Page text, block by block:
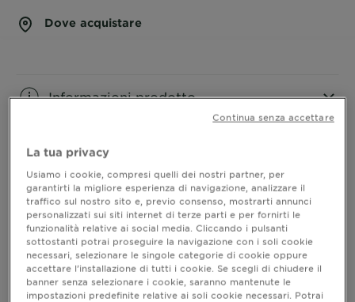
Dove acquistare
Informazioni prodotto
Come si usa?
CLOSE SUBPANEL
Risultati
CLOSE SUBPANEL
La tua privacy
Usiamo i cookie, compresi quelli dei nostri partner, per
garantirti la migliore esperienza di navigazione, analizzare il
traffico sul nostro sito e, previo consenso, mostrarti annunci
personalizzati sui siti internet di terze parti e per fornirti le
funzionalità relative ai social media. Cliccando i pulsanti
sottostanti potrai proseguire la navigazione con i soli cookie
necessari, selezionare le singole categorie di cookie oppure
accettare l’installazione di tutti i cookie. Se scegli di chiudere il
banner senza selezionare i cookie, saranno mantenute le
impostazioni predefinite relative ai soli cookie necessari. Potrai
Continua senza accettare